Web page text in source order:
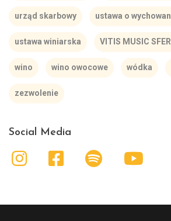
urząd skarbowy ustawa o
ustawa winiarska VITIS MUSIC
wino wino owocowe wódka
zezwolenie
Social Media